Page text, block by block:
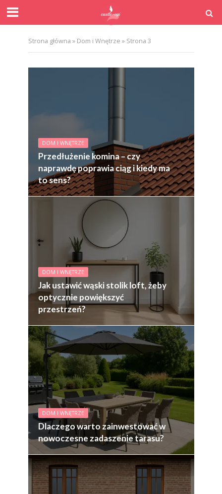
Strona główna » Dom i Wnętrze » Strona 3
DOM I WNĘTRZE
Przedłużenie komina – czy
naprawdę poprawia ciąg i kiedy ma
to sens?
DOM I WNĘTRZE
Jak ustawić wąski stolik loft, żeby
optycznie powiększyć
przestrzeń?
DOM I WNĘTRZE
Dlaczego warto zainwestować w
nowoczesne zadaszenie tarasu?